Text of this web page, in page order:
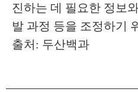
진하는 데 필요한 정보
발 과정 등을 조정하기
출처: 두산백과